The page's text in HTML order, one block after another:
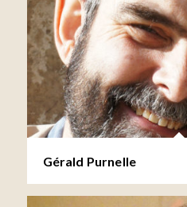
Gérald Purnelle